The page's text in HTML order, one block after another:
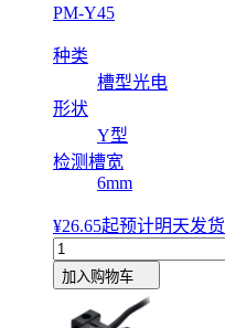
PM-Y45
种类
槽型光电
形状
Y型
检测槽宽
6mm
¥26.65起预计明天发货
加入购物车